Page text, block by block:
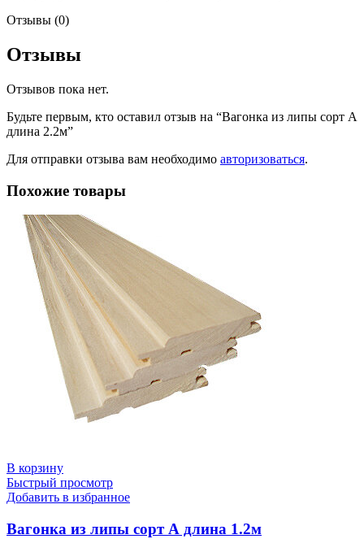
Отзывы (0)
Отзывы
Отзывов пока нет.
Будьте первым, кто оставил отзыв на “Вагонка из липы сорт А
длина 2.2м”
Для отправки отзыва вам необходимо авторизоваться.
Похожие товары
В корзину
Быстрый просмотр
Добавить в избранное
Вагонка из липы сорт А длина 1.2м